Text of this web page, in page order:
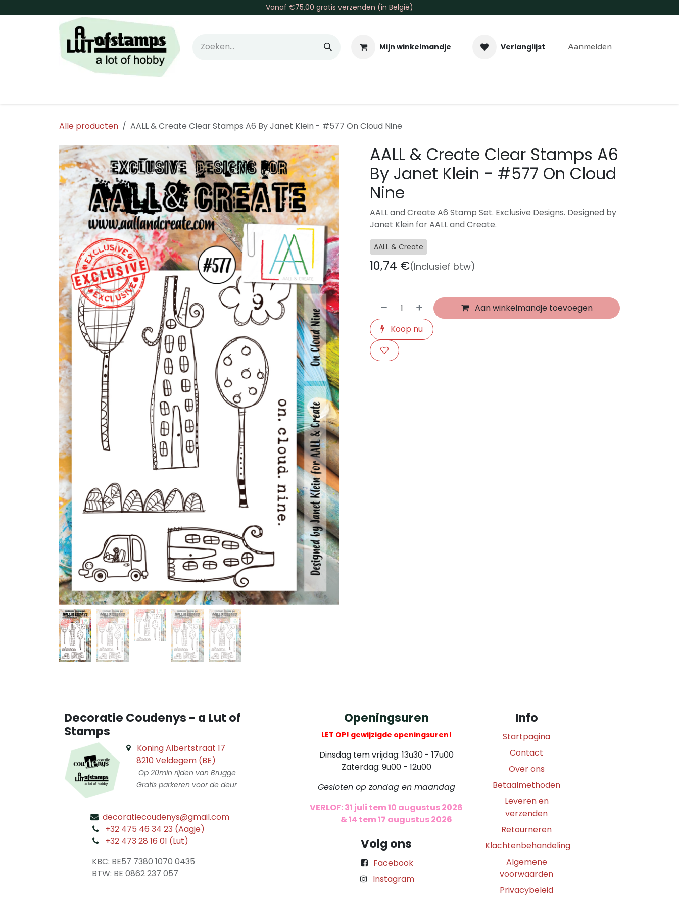
Vanaf €75,00 gratis verzenden (in België)
Mijn winkelmandje Verlanglijst Aanmelden
Alle producten AALL & Create Clear Stamps A6 By Janet Klein - #577 On Cloud Nine
AALL & Create Clear Stamps A6
By Janet Klein - #577 On Cloud
Nine
AALL and Create A6 Stamp Set. Exclusive Designs. Designed by
Janet Klein for AALL and Create.
AALL & Create
10,74 €(Inclusief btw)
Aan winkelmandje toevoegen
Koop nu
Decoratie Coudenys - a Lut of
Stamps
Koning Albertstraat 17
8210 Veldegem (BE)
Op 20min rijden van Brugge
Gratis parkeren voor de deur
decoratiecoudenys@gmail.com
+32 475 46 34 23 (Aagje)
+32 473 28 16 01 (Lut)
KBC: BE57 7380 1070 0435
​ BTW: BE 0862 237 057
Openingsuren
LET OP! gewijzigde openingsuren!
Dinsdag tem vrijdag: 13u30 - 17u00
Zaterdag: 9u00 - 12u00
Gesloten op zondag en maandag
VERLOF: 31 juli tem 10 augustus 2026
& 14 tem 17 augustus 2026
Info
Startpagina
Contact
Over ons
Betaalmethoden
Leveren en
verzenden
Retourneren
Klachtenbehandeling
Algemene
voorwaarden
Privacybeleid
Volg ons
Facebook
Instagram